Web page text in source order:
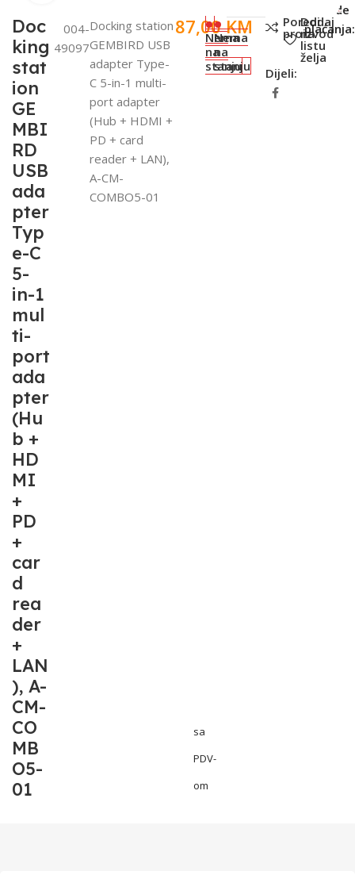
Doc
king
stat
ion
GE
MBI
RD
USB
ada
pter
Typ
e-C
5-
in-1
mul
ti-
port
ada
pter
(Hu
b +
HD
MI
+
PD
+
car
d
rea
der
+
LAN
), A-
CM-
CO
MB
O5-
01
004-
49097
Docking station
GEMBIRD USB
adapter Type-
C 5-in-1 multi-
port adapter
(Hub + HDMI +
PD + card
reader + LAN),
A-CM-
COMBO5-01
87,00KM
sa
PDV-
om
Nema
na
stanju
Nema
na
stanju
Poredi
proizvod
Dodaj
na
listu
želja
Dijeli:
Metode
plaćanja: